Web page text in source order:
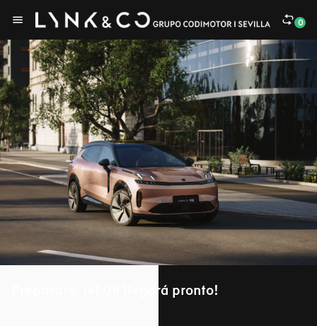
0
Prepárate: ¡el 08 llegará pronto!